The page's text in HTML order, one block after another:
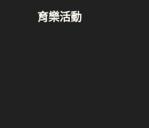
育樂活動